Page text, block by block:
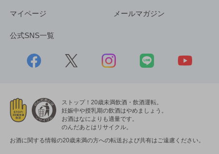
マイページ メールマガジン
公式SNS一覧
ストップ！20歳未満飲酒・飲酒運転。
妊娠中や授乳期の飲酒はやめましょう。
お酒はなによりも適量です。
のんだあとはリサイクル。
お酒に関する情報の20歳未満の方への転送および共有はご遠慮ください。